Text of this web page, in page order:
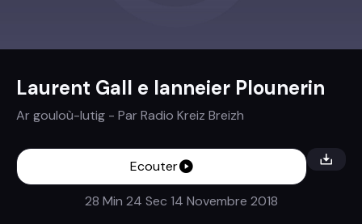
Laurent Gall e lanneier Plounerin
Ar gouloù-lutig - ParRadio Kreiz Breizh
Ecouter
28 Min 24 Sec 14 Novembre 2018